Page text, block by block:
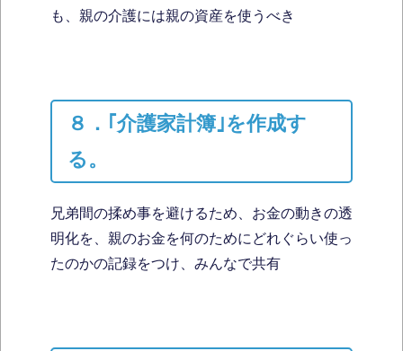
も、親の介護には親の資産を使うべき
８．｢介護家計簿｣を作成す
る。
兄弟間の揉め事を避けるため、お金の動きの透
明化を、親のお金を何のためにどれぐらい使っ
たのかの記録をつけ、みんなで共有